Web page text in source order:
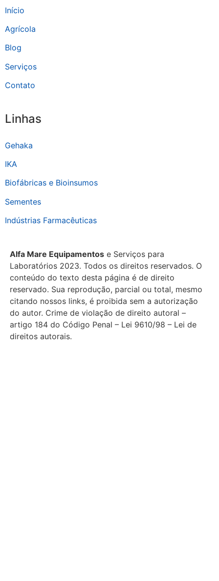
Início
Agrícola
Blog
Serviços
Contato
Linhas
Gehaka
IKA
Biofábricas e Bioinsumos
Sementes
Indústrias Farmacêuticas
Alfa Mare Equipamentos e Serviços para
Laboratórios 2023. Todos os direitos reservados. O
conteúdo do texto desta página é de direito
reservado. Sua reprodução, parcial ou total, mesmo
citando nossos links, é proibida sem a autorização
do autor. Crime de violação de direito autoral –
artigo 184 do Código Penal – Lei 9610/98 – Lei de
direitos autorais.